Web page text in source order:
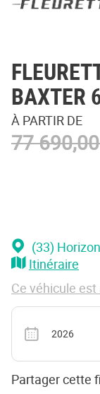
BAXTER
À PARTIR DE
77
(33)
Itinéraire
Ce véhicule
Année
2026
Partager cette